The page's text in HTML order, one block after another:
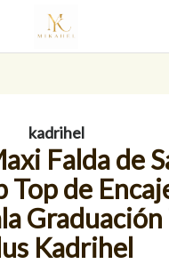
kadrihel
Falda de
Top de
Graduación
Kadrihel